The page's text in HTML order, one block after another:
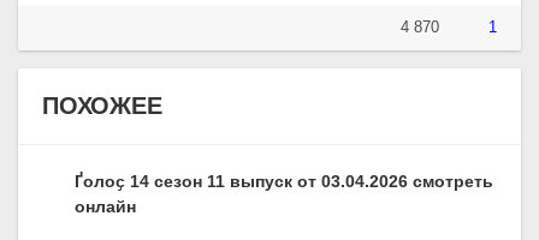
4 870 1
ПОХОЖЕЕ
Ґолоҫ 14 сезон 11 выпуск от 03.04.2026 смотреть
онлайн